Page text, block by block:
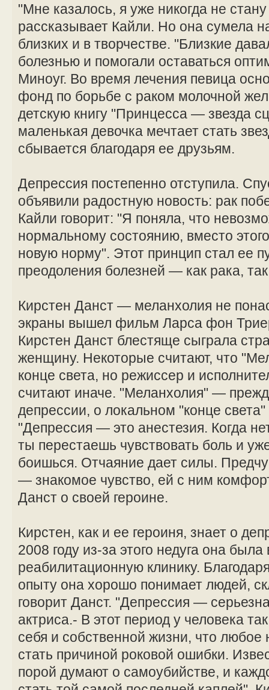
"Мне казалось, я уже никогда не
рассказывает Кайли. Но она сумела
близких и в творчестве. "Близкие
болезнью и помогали оставаться
Миноуг. Во время лечения певица
фонд по борьбе с раком молочной
детскую книгу "Принцесса — звезда
маленькая девочка мечтает стать
сбывается благодаря ее друзьям.
Депрессия постепенно отступила.
объявили радостную новость: рак
Кайли говорит: "Я поняла, что
нормальному состоянию, вместо
новую норму". Этот принцип стал ее
преодоления болезней — как рака,
Кирстен Данст — меланхолия не
экраны вышел фильм Ларса фон
Кирстен Данст блестяще сыграла
женщину. Некоторые считают, что
конце света, но режиссер и
считают иначе. "Меланхолия" —
депрессии, о локальном "конце света"
"Депрессия — это анестезия. Когда
ты перестаешь чувствовать боль и
боишься. Отчаяние дает силы.
— знакомое чувство, ей с ним
Данст о своей героине.
Кирстен, как и ее героиня, знает о
2008 году из-за этого недуга она
реабилитационную клинику.
опыту она хорошо понимает людей,
говорит Данст. "Депрессия —
актриса.- В этот период у человека
себя и собственной жизни, что
стать причиной роковой ошибки.
порой думают о самоубийстве, и